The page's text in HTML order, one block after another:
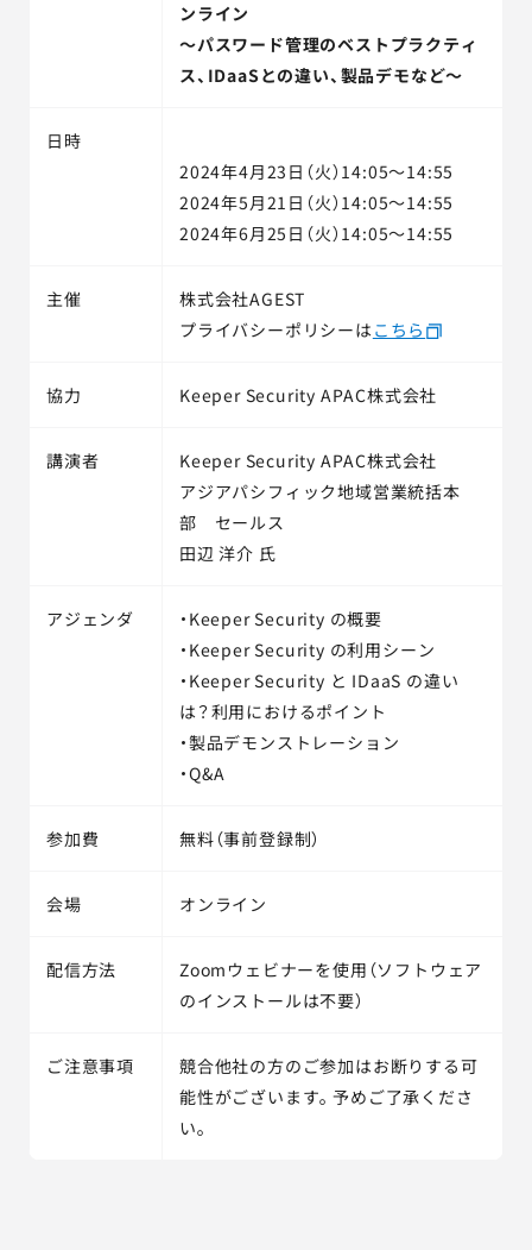
ンライン
～パスワード管理のベストプラクティ
ス、IDaaSとの違い、製品デモなど～
日時
2024年4月23日（火）14:05～14:55
2024年5月21日（火）14:05～14:55
2024年6月25日（火）14:05～14:55
主催
株式会社AGEST
プライバシーポリシーは こちら
協力 Keeper Security APAC株式会社
講演者
Keeper Security APAC株式会社
アジアパシフィック地域営業統括本
部 セールス
田辺 洋介 氏
アジェンダ
・Keeper Security の概要
・Keeper Security の利用シーン
・Keeper Security と IDaaS の違い
は？利用におけるポイント
・製品デモンストレーション
・Q&A
参加費 無料（事前登録制）
会場 オンライン
配信方法
Zoomウェビナーを使用（ソフトウェア
のインストールは不要）
ご注意事項
競合他社の方のご参加はお断りする可
能性がございます。予めご了承くださ
い。